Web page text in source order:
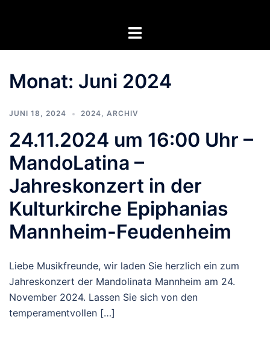
Menü
Monat: Juni 2024
JUNI 18, 2024 2024, ARCHIV
24.11.2024 um 16:00 Uhr –
MandoLatina –
Jahreskonzert in der
Kulturkirche Epiphanias
Mannheim-Feudenheim
Liebe Musikfreunde, wir laden Sie herzlich ein zum
Jahreskonzert der Mandolinata Mannheim am 24.
November 2024. Lassen Sie sich von den
temperamentvollen […]